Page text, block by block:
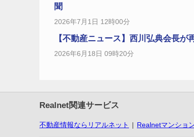
聞
2026年7月1日 12時00分
【不動産ニュース】西川弘典会長
2026年6月18日 09時20分
Realnet関連サービス
不動産情報ならリアルネット Realnetマンショ